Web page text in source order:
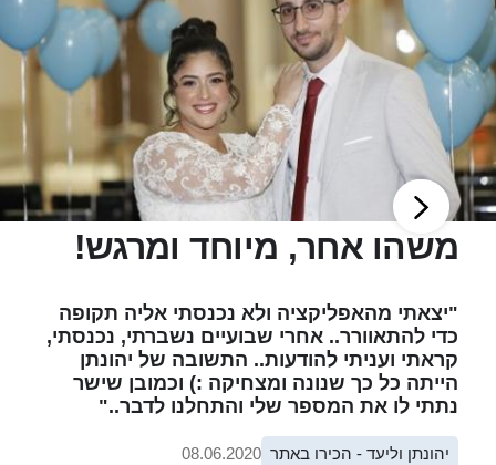
משהו אחר, מיוחד ומרגש!
"יצאתי מהאפליקציה ולא נכנסתי אליה תקופה
כדי להתאוורר.. אחרי שבועיים נשברתי, נכנסתי,
קראתי ועניתי להודעות.. התשובה של יהונתן
הייתה כל כך שנונה ומצחיקה :) וכמובן שישר
נתתי לו את המספר שלי והתחלנו לדבר.."
יהונתן וליעד - הכירו באתר 08.06.2020